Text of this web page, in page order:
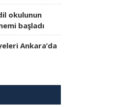
okulunun
başladı
Ankara’da